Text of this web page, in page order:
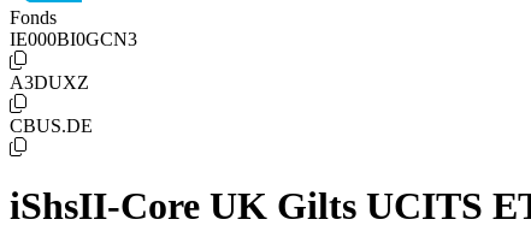
Fonds
IE000BI0GCN3
A3DUXZ
CBUS.DE
iShsII-Core UK Gilts UCITS